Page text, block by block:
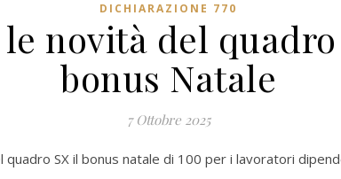
DICHIARAZIONE 770
le novità del
bonus Natale
7 Ottobre 2025
quadro SX il bonus natale di 100 per i lavoratori